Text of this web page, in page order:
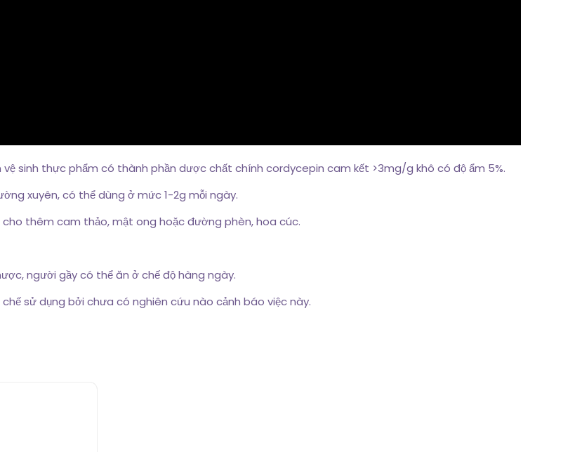
sinh thực phẩm có thành phần dược chất chính cordycepin cam kết >3mg/g khô có độ ẩm 5%.
xuyên, có thể dùng ở mức 1-2g mỗi ngày.
thêm cam thảo, mật ong hoặc đường phèn, hoa cúc.
người gầy có thể ăn ở chế độ hàng ngày.
sử dụng bởi chưa có nghiên cứu nào cảnh báo việc này.